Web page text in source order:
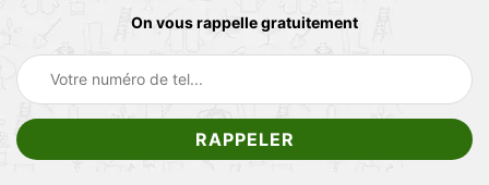
On vous rappelle gratuitement